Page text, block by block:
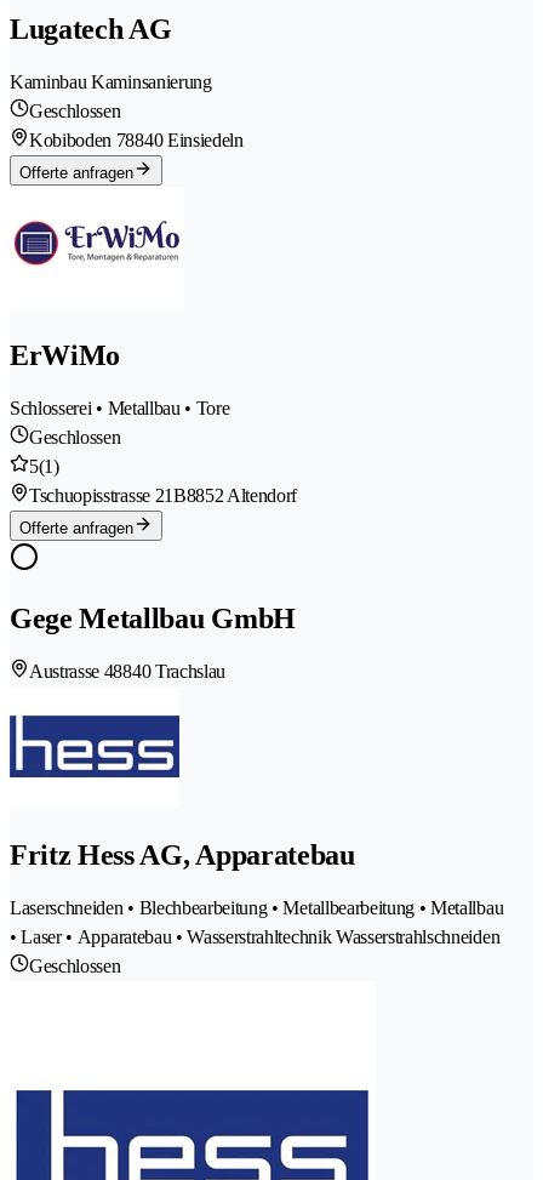
Lugatech AG
Kaminbau Kaminsanierung
Geschlossen
Kobiboden 78840 Einsiedeln
Offerte anfragen
ErWiMo
Schlosserei • Metallbau • Tore
Geschlossen
5(1)
Tschuopisstrasse 21B8852 Altendorf
Offerte anfragen
Gege Metallbau GmbH
Austrasse 48840 Trachslau
Fritz Hess AG, Apparatebau
Laserschneiden • Blechbearbeitung • Metallbearbeitung • Metallbau
• Laser • Apparatebau • Wasserstrahltechnik Wasserstrahlschneiden
Geschlossen